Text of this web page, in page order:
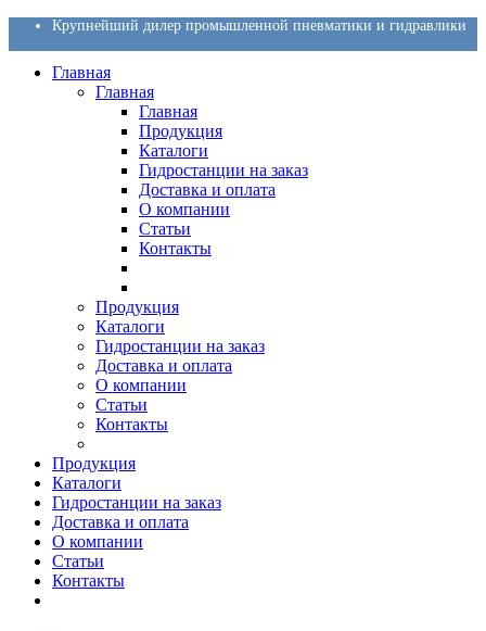
Крупнейший дилер промышленной пневматики и гидравлики
Главная
Главная
Главная
Продукция
Каталоги
Гидростанции на заказ
Доставка и оплата
О компании
Статьи
Контакты
Продукция
Каталоги
Гидростанции на заказ
Доставка и оплата
О компании
Статьи
Контакты
Продукция
Каталоги
Гидростанции на заказ
Доставка и оплата
О компании
Статьи
Контакты